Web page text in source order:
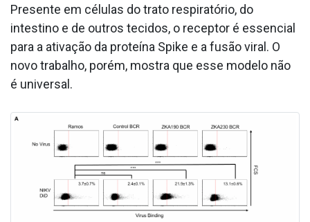
Presente em células do trato respiratório, do
intestino e de outros tecidos, o receptor é essencial
para a ativação da proteína Spike e a fusão viral. O
novo trabalho, porém, mostra que esse modelo não
é universal.